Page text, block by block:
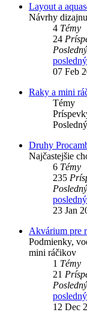
Layout a
Návrhy
4 Témy
24
07 Feb
Raky a mini
Témy
Druhy
Najčastejšie
6 Témy
235
23 Jan
Akvárium pre
Podmienky,
mini ráčikov
1 Témy
21
12 Dec